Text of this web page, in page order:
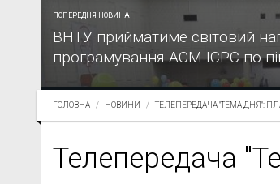
ПОПЕРЕДНЯ НОВИНА
ВНТУ прийматиме світовий
програмування АСМ-ІСРС по
ГОЛОВНА НОВИНИ ТЕЛЕПЕРЕДАЧА "ТЕМА ДНЯ":
Телепередача